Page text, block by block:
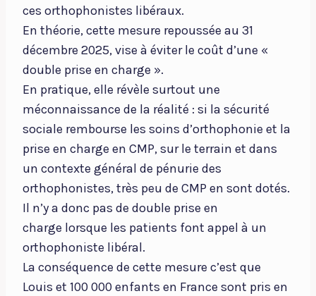
ces orthophonistes libéraux.
En théorie, cette mesure repoussée au 31
décembre 2025, vise à éviter le coût d’une «
double prise en charge ».
En pratique, elle révèle surtout une
méconnaissance de la réalité : si la sécurité
sociale rembourse les soins d’orthophonie et la
prise en charge en CMP, sur le terrain et dans
un contexte général de pénurie des
orthophonistes, très peu de CMP en sont dotés.
Il n’y a donc pas de double prise en
charge lorsque les patients font appel à un
orthophoniste libéral.
La conséquence de cette mesure c’est que
Louis et 100 000 enfants en France sont pris en